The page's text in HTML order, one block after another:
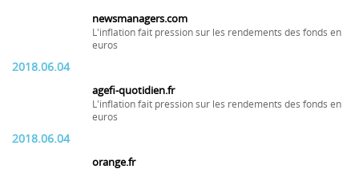
newsmanagers.com
L'inflation fait pression sur les rendements des fonds en
euros
2018.06.04
agefi-quotidien.fr
L'inflation fait pression sur les rendements des fonds en
euros
2018.06.04
orange.fr